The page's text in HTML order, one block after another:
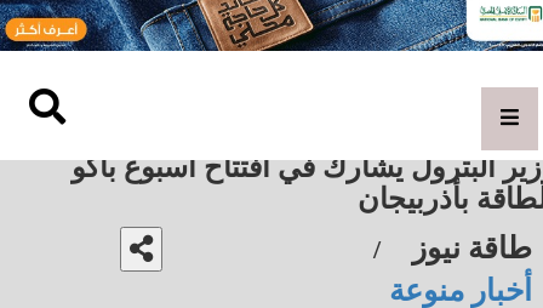
البترول يشارك في افتتاح أسبوع باكو
بأذربيجان
طاقة نيوز /
أخبار منوعة